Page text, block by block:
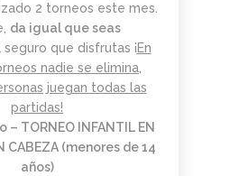
29
JUNIO
2026
TORNEO
ARMAGGEDÓN
AJEDREZ CON
CABEZA – 4 DE
JULIO
2
JUNIO
2026
A MIRAR
EL ARTE:
MADRID
2 torneos este mes.
da igual que seas
seguro que disfrutas ¡En
nadie se elimina,
juegan todas las
partidas!
– TORNEO INFANTIL EN
CABEZA (menores de 14
años)